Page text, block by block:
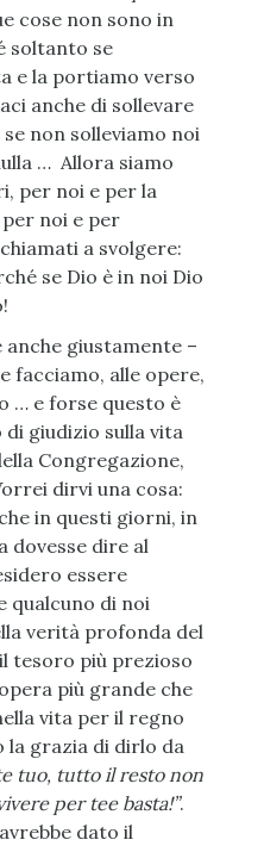
cose non sono in
soltanto se
e la portiamo verso
anche di sollevare
non solleviamo noi
… Allora siamo
per noi e per la
noi e per
a svolgere:
se Dio è in noi Dio
giustamente –
facciamo, alle opere,
… e forse questo è
giudizio sulla vita
Congregazione,
dirvi una cosa:
in questi giorni, in
dovesse dire al
essere
qualcuno di noi
verità profonda del
tesoro più prezioso
più grande che
vita per il regno
la grazia di dirlo da
tuo, tutto il resto non
per tee basta!”.
dato il